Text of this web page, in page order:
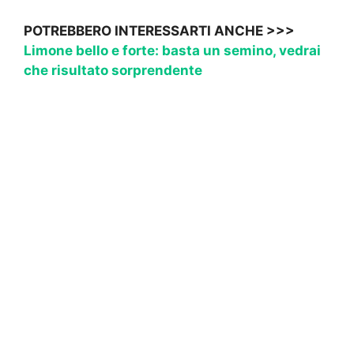
POTREBBERO INTERESSARTI ANCHE >>>
Limone bello e forte: basta un semino, vedrai
che risultato sorprendente